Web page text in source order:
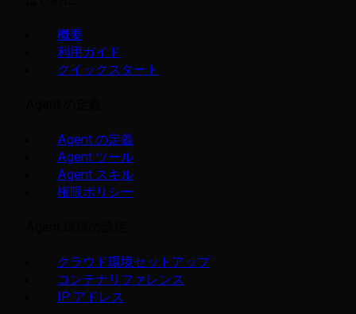
概要
利用ガイド
クイックスタート
Agent の定義
Agent ツール
Agent スキル
権限ポリシー
クラウド環境セットアップ
コンテナリファレンス
IP アドレス